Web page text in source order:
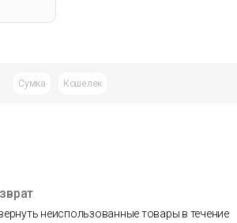
Сумка Кошелек
неиспользованные товары в течение